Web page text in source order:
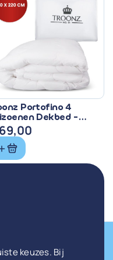
Portofino 4
Dekbed -
voor Elk
69,00
keuzes. Bij